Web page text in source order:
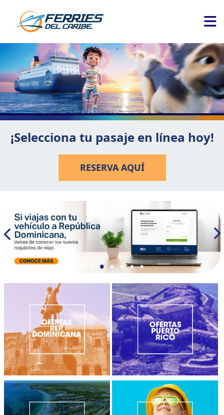
¡Selecciona tu pasaje en línea hoy!
RESERVA AQUÍ
• • • • •